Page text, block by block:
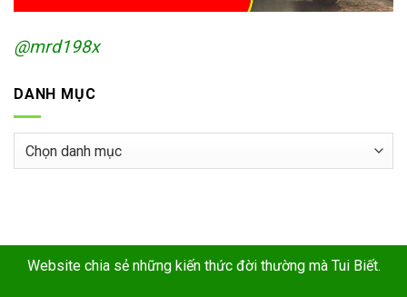
@mrd198x
DANH MỤC
Danh
Website chia sẻ những kiến thức đời thường mà Tui Biết.